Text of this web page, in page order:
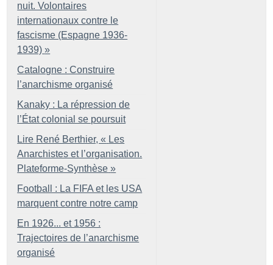
nuit. Volontaires
internationaux contre le
fascisme (Espagne 1936-
1939) »
Catalogne : Construire
l’anarchisme organisé
Kanaky : La répression de
l’État colonial se poursuit
Lire René Berthier, « Les
Anarchistes et l’organisation.
Plateforme-Synthèse »
Football : La FIFA et les USA
marquent contre notre camp
En 1926... et 1956 :
Trajectoires de l’anarchisme
organisé